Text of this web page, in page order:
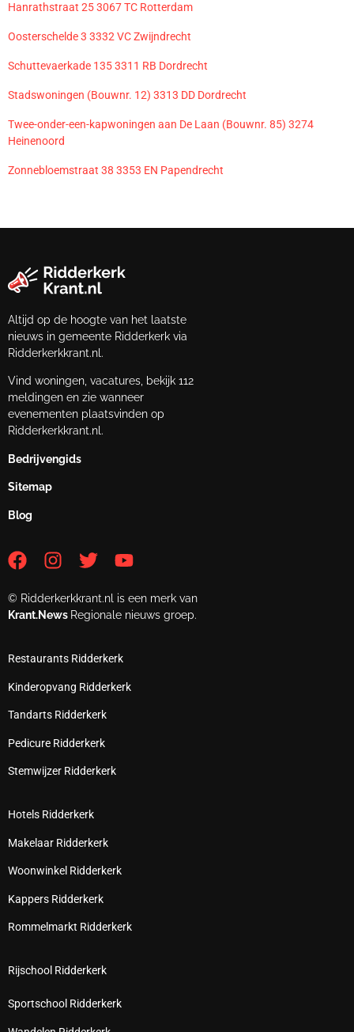
Hanrathstraat 25 3067 TC Rotterdam
Oosterschelde 3 3332 VC Zwijndrecht
Schuttevaerkade 135 3311 RB Dordrecht
Stadswoningen (Bouwnr. 12) 3313 DD Dordrecht
Twee-onder-een-kapwoningen aan De Laan (Bouwnr. 85) 3274
Heinenoord
Zonnebloemstraat 38 3353 EN Papendrecht
Altijd op de hoogte van het laatste
nieuws in gemeente Ridderkerk via
Ridderkerkkrant.nl.
Vind woningen, vacatures, bekijk 112
meldingen en zie wanneer
evenementen plaatsvinden op
Ridderkerkkrant.nl.
Bedrijvengids
Sitemap
Blog
© Ridderkerkkrant.nl is een merk van
Krant.News Regionale nieuws groep.
Restaurants Ridderkerk
Kinderopvang Ridderkerk
Tandarts Ridderkerk
Pedicure Ridderkerk
Stemwijzer Ridderkerk
Hotels Ridderkerk
Makelaar Ridderkerk
Woonwinkel Ridderkerk
Kappers Ridderkerk
Rommelmarkt Ridderkerk
Rijschool Ridderkerk
Sportschool Ridderkerk